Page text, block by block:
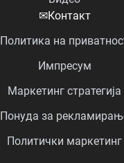
✉Контакт
Политика на
Импресум
Маркетинг стратегија
Понуда за
Политички маркетинг